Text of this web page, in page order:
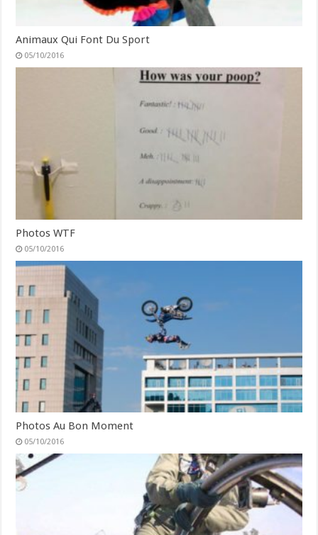
Animaux Qui Font Du Sport
05/10/2016
Photos WTF
05/10/2016
Photos Au Bon Moment
05/10/2016